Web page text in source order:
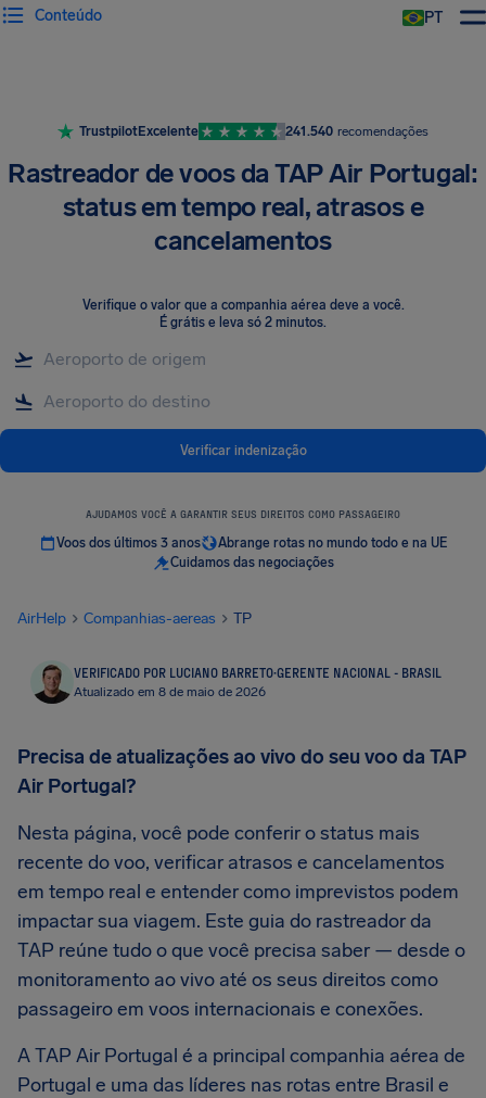
PT
Conteúdo
TrustpilotExcelente 241.540 recomendações
Rastreador de voos da TAP Air Portugal:
status em tempo real, atrasos e
cancelamentos
Verifique o valor que a companhia aérea deve a você.
É grátis e leva só 2 minutos.
Verificar indenização
AJUDAMOS VOCÊ A GARANTIR SEUS DIREITOS COMO PASSAGEIRO
Voos dos últimos 3 anos
Abrange rotas no mundo todo e na UE
Cuidamos das negociações
AirHelp Companhias-aereas TP
VERIFICADO POR LUCIANO BARRETO·GERENTE NACIONAL - BRASIL
Atualizado em 8 de maio de 2026
Precisa de atualizações ao vivo do seu voo da TAP
Air Portugal?
Nesta página, você pode conferir o status mais
recente do voo, verificar atrasos e cancelamentos
em tempo real e entender como imprevistos podem
impactar sua viagem. Este guia do rastreador da
TAP reúne tudo o que você precisa saber — desde o
monitoramento ao vivo até os seus direitos como
passageiro em voos internacionais e conexões.
A TAP Air Portugal é a principal companhia aérea de
Portugal e uma das líderes nas rotas entre Brasil e